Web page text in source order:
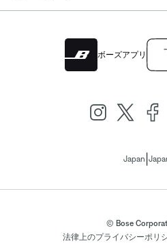
ボーズアプリ
Japan
© Bose
法律上のプライバシーポリ